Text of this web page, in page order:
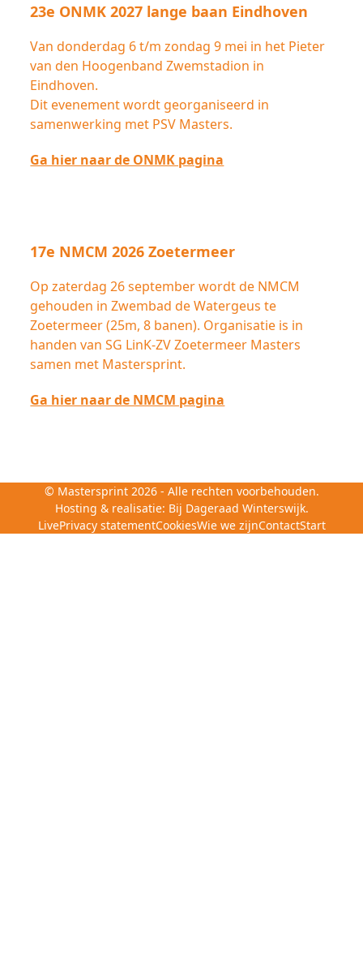
23e ONMK 2027 lange baan Eindhoven
Van donderdag 6 t/m zondag 9 mei in het Pieter
van den Hoogenband Zwemstadion in
Eindhoven.
Dit evenement wordt georganiseerd in
samenwerking met PSV Masters.
Ga hier naar de ONMK pagina
17e NMCM 2026 Zoetermeer
Op zaterdag 26 september wordt de NMCM
gehouden in Zwembad de Watergeus te
Zoetermeer (25m, 8 banen). Organisatie is in
handen van SG LinK-ZV Zoetermeer Masters
samen met Mastersprint.
Ga hier naar de NMCM pagina
© Mastersprint 2026 - Alle rechten voorbehouden.
Hosting & realisatie: Bij Dageraad Winterswijk.
LivePrivacy statementCookiesWie we zijnContactStart